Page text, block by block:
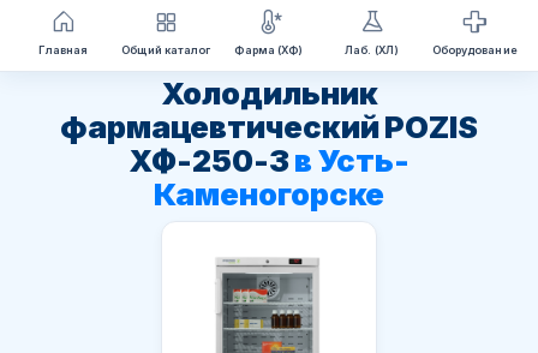
Перейти
содержимому
Холодильник
фармацевтический POZIS
ХФ-250-3в Усть-
Каменогорске
Главная Общий каталог Фарма (ХФ) Лаб. (ХЛ) Оборудование